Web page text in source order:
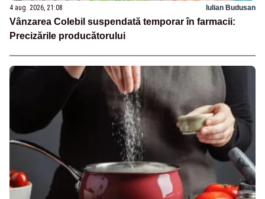
4 aug. 2026, 21:08 Iulian Budusan
Vânzarea Colebil suspendată temporar în farmacii:
Precizările producătorului